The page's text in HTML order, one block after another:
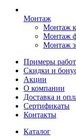
Монтаж
Монтаж
Монтаж
Монтаж
Примеры работ
Скидки и
Акции
О компании
Доставка и
Сертификаты
Контакты
Каталог